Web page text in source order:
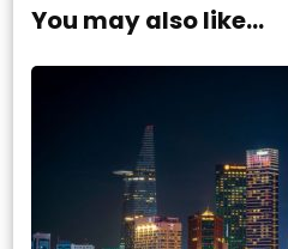
You may also like...